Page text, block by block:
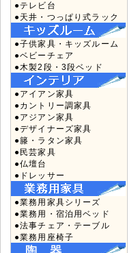
●テレビ台
●天井・つっぱり式ラック
●子供家具・キッズルーム
●ベビーチェア
●木製2段・3段ベッド
●アイアン家具
●カントリー調家具
●アジアン家具
●デザイナーズ家具
●籐・ラタン家具
●民芸家具
●仏壇台
●ドレッサー
●業務用家具シリーズ
●業務用・宿泊用ベッド
●法事チェア・テーブル
●業務用座椅子